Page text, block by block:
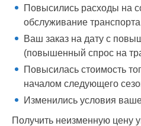
Повысились расходы на
обслуживание
Ваш заказ на дату с
(повышенный спрос на
Повысилась стоимость
началом следующего
Изменились условия
Получить неизменную цену